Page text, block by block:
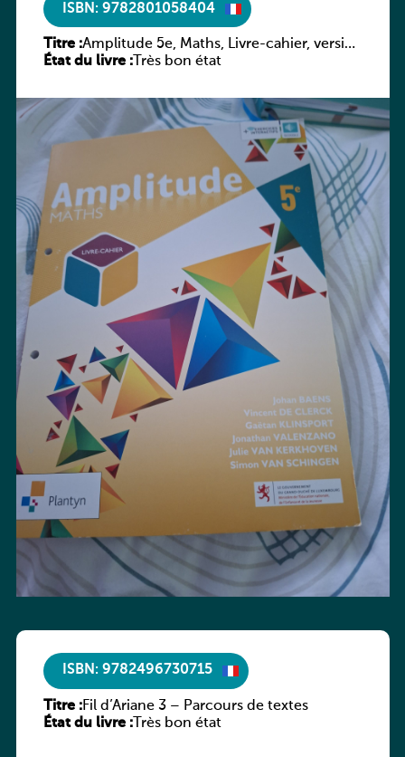
ISBN: 9782801058404
Titre :Amplitude 5e, Maths, Livre-cahier, version
luxembourgeoise
État du livre :Très bon état
ISBN: 9782496730715
Titre :Fil d’Ariane 3 – Parcours de textes
État du livre :Très bon état